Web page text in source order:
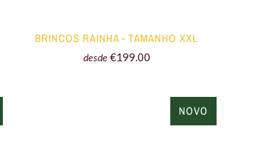
BRINCOS RAINHA - TAMANHO XXL
desde €199.00
NOVO